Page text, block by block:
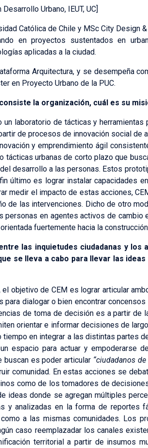
Urbano, IEUT, UC]
Católica de Chile y MSc City Design
en proyectos sustentados en
aplicadas a la ciudad.
Arquitectura, y se desempeña
en Proyecto Urbano de la PUC.
la organización, cuál es su
laboratorio de tácticas y herramientas
de procesos de innovación social de
y emprendimiento ágil
tácticas urbanas de corto plazo que
desarrollo a las personas. Estos
último es lograr instalar capacidades
medir el impacto de estas acciones,
de las intervenciones. Dicho de otro
personas en agentes activos de cambio
fuertemente hacia la
las inquietudes ciudadanas y los
se lleva a cabo para llevar las
objetivo de CEM es lograr articular
dialogar o bien encontrar
de toma de decisión es a partir de
orientar e informar decisiones de
en integrar a las distintas partes
espacio para actuar y empoderarse
buscan es poder articular “ciudadanos
comunidad. En estas acciones se
como de los tomadores de
ideas donde se agregan múltiples
y analizadas en la forma de reportes
a las mismas comunidades. Los
caso reemplazadar los canales
territorial a partir de insumos